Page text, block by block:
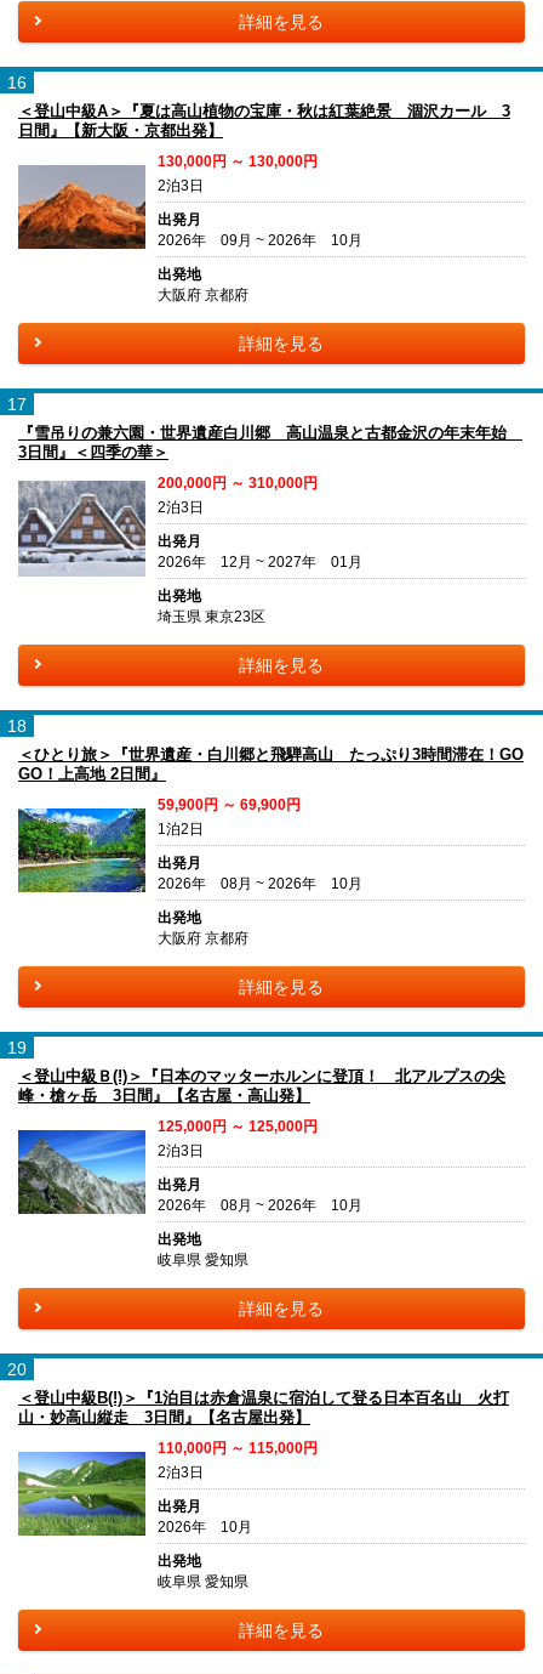
詳細を見る
16
＜登山中級A＞『夏は高山植物の宝庫・秋は紅葉絶景 涸沢カール 3
日間』【新大阪・京都出発】
130,000円 ～ 130,000円
2泊3日
出発月
2026年 09月 ~ 2026年 10月
出発地
大阪府 京都府
詳細を見る
17
『雪吊りの兼六園・世界遺産白川郷 高山温泉と古都金沢の年末年始
3日間』＜四季の華＞
200,000円 ～ 310,000円
2泊3日
出発月
2026年 12月 ~ 2027年 01月
出発地
埼玉県 東京23区
詳細を見る
18
＜ひとり旅＞『世界遺産・白川郷と飛騨高山 たっぷり3時間滞在！GO
GO！上高地 2日間』
59,900円 ～ 69,900円
1泊2日
出発月
2026年 08月 ~ 2026年 10月
出発地
大阪府 京都府
詳細を見る
19
＜登山中級Ｂ(!)＞『日本のマッターホルンに登頂！ 北アルプスの尖
峰・槍ヶ岳 3日間』【名古屋・高山発】
125,000円 ～ 125,000円
2泊3日
出発月
2026年 08月 ~ 2026年 10月
出発地
岐阜県 愛知県
詳細を見る
20
＜登山中級B(!)＞『1泊目は赤倉温泉に宿泊して登る日本百名山 火打
山・妙高山縦走 3日間』【名古屋出発】
110,000円 ～ 115,000円
2泊3日
出発月
2026年 10月
出発地
岐阜県 愛知県
詳細を見る